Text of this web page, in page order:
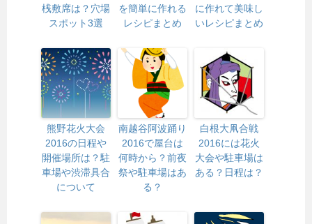
桟敷席は？穴場
スポット3選
を簡単に作れる
レシピまとめ
に作れて美味し
いレシピまとめ
熊野花火大会
2016の日程や
開催場所は？駐
車場や渋滞具合
について
南越谷阿波踊り
2016で屋台は
何時から？前夜
祭や駐車場はあ
る？
白根大凧合戦
2016には花火
大会や駐車場は
ある？日程は？